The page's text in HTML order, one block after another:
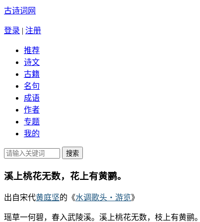
古诗词网
登录 | 注册
推荐
诗文
古籍
名句
成语
作者
专题
我的
溪上桃花无数，花上有黄鹂。
出自宋代黄庭坚的《水调歌头・游览》
瑶草一何碧，春入武陵溪。溪上桃花无数，枝上有黄